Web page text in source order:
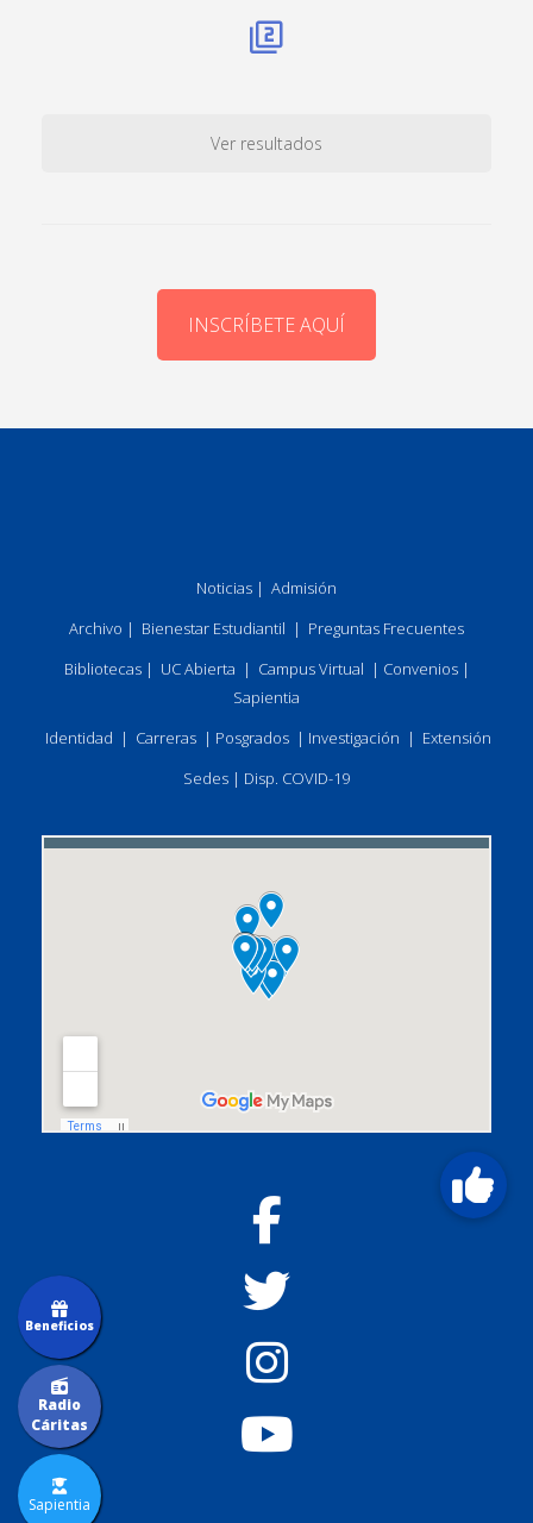
Ver resultados
INSCRÍBETE AQUÍ
Noticias | Admisión
Archivo | Bienestar Estudiantil | Preguntas Frecuentes
Bibliotecas| UC Abierta | Campus Virtual | Convenios|
Sapientia
Identidad | Carreras | Posgrados | Investigación | Extensión
Sedes | Disp. COVID-19
Sapientia
Radio
Cáritas
Beneficios